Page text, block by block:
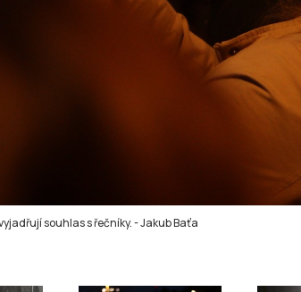
souhlas s řečníky.-Jakub Baťa